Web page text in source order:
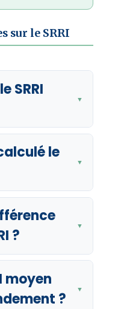
sur le SRRI
SRRI
▼
le
▼
?
▼
moyen
?
▼